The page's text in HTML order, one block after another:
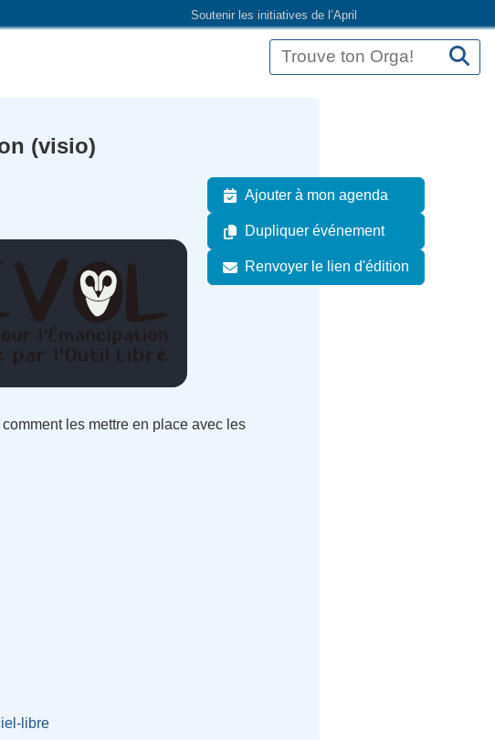
Soutenir les initiatives de l’April
(visio)
Ajouter à mon agenda
Dupliquer événement
Renvoyer le lien d'édition
les mettre en place avec les
libre